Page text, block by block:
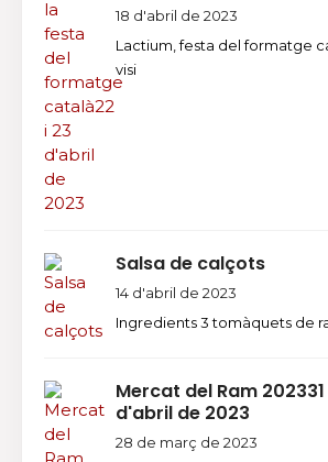
18 d'abril de 2023
Lactium, festa del formatge
visi
Salsa de calçots
14 d'abril de 2023
Ingredients 3 tomàquets de
Mercat del Ram
d'abril de 2023
28 de març de 2023